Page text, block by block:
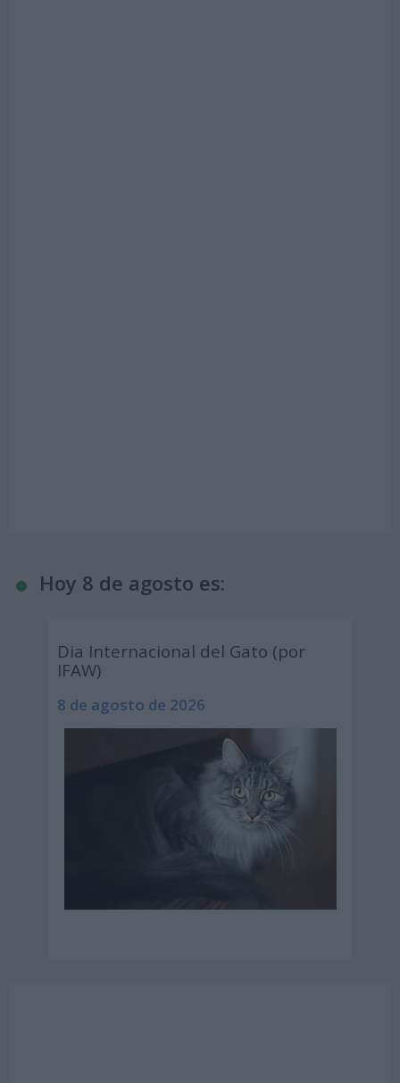
Hoy 8 de agosto es:
Dia Internacional del Gato (por
IFAW)
8 de agosto de 2026